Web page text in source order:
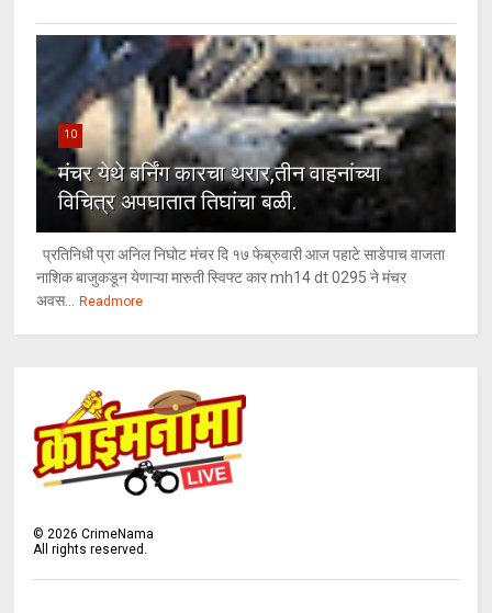
10
मंचर येथे बर्निंग कारचा थरार,तीन वाहनांच्या
विचित्र अपघातात तिघांचा बळी.
प्रतिनिधी प्रा अनिल निघोट मंचर दि १७ फेब्रुवारी आज पहाटे साडेपाच वाजता
नाशिक बाजुकडून येणाऱ्या मारुती स्विफ्ट कार mh14 dt 0295 ने मंचर
अवस... Readmore
©2026 CrimeNama
All rights reserved.